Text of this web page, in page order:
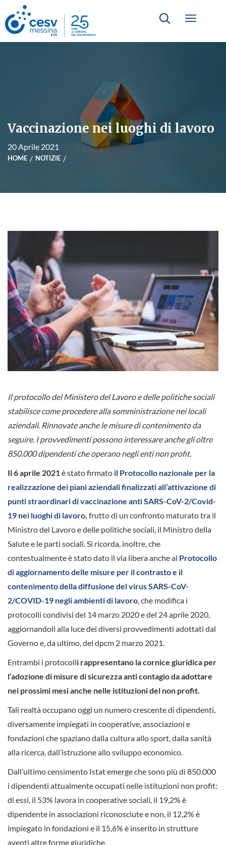
Vaccinazione nei luoghi di lavoro
20 Aprile 2021
HOME NOTIZIE
Il protocollo del Ministero del Lavoro e delle politiche sociali
stabilisce come procedere alla somministrazione nei locali
aziendali. Rinnovate anche le misure di contenimento da
seguire. I provvedimenti possono interessare anche gli oltre
850.000 dipendenti che operano negli enti non profit.
Il 6 aprile 2021è stato firmato il Protocollo nazionale per la
realizzazione dei piani aziendali finalizzati all’attivazione di
punti straordinari di vaccinazione anti SARS-CoV-2/Covid-
19 nei luoghi di lavoro, frutto di un confronto maturato tra il
Ministro del Lavoro e delle politiche sociali, il Ministro della
Salute e le parti sociali. Si ricorda, inoltre, che
contestualmente è stato dato il via libera anche al Protocollo
di aggiornamento delle misure per il contrasto e il
contenimento della diffusione del virus SARS-CoV-
2/COVID-19 negli ambienti di lavoro, che modifica i
protocolli condivisi del 14 marzo 2020 e del 24 aprile 2020,
aggiornandoli alla luce dei diversi provvedimenti adottati dal
Governo e, da ultimo, del dpcm 2 marzo 2021.
Entrambi i protocolli rappresentano la cornice giuridica per
l’adozione di misure di sicurezza anti contagio da adottare
nei prossimi mesi anche nelle istituzioni del non profit.
Tali realtà occupano oggi un numero crescente di dipendenti,
diversamente impiegati in cooperative, associazioni e
fondazioni che spaziano dalla cultura allo sport, dalla sanità
alla ricerca, dall’istruzione allo sviluppo economico.
Dall’ultimo censimento Istat emerge che sono più di 850.000
i dipendenti attualmente occupati nelle istituzioni non profit:
di essi, il 53% lavora in cooperative sociali, il 19,2% è
dipendente in associazioni riconosciute e non, il 12,2% è
impiegato in fondazioni e il 15,6% è inserito in strutture
aventi altre forme giuridiche.